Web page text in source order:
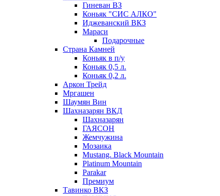
Гиневан ВЗ
Коньяк "СИС АЛКО"
Иджеванский ВКЗ
Мараси
Подарочные
Страна Камней
Коньяк в п/у
Коньяк 0,5 л.
Коньяк 0,2 л.
Аркон Трейд
Мргашен
Шаумян Вин
Шахназарян ВКД
Шахназарян
ГАЯСОН
Жемчужина
Мозаика
Mustang. Black Mountain
Platinum Mountain
Parakar
Премиум
Тавинко ВКЗ